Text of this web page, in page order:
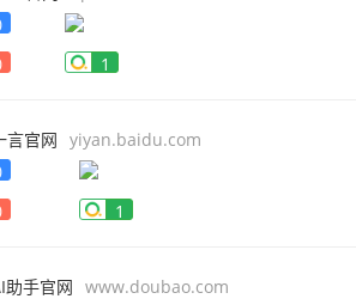
1
言官网 yiyan.baidu.com
1
助手官网 www.doubao.com